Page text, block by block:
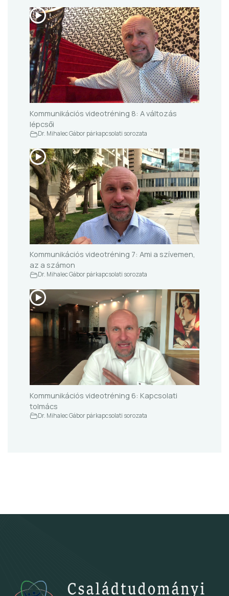
Kommunikációs videotréning 8: A változás
lépcsői
Dr. Mihalec Gábor párkapcsolati sorozata
Kommunikációs videotréning 7: Ami a szívemen,
az a számon
Dr. Mihalec Gábor párkapcsolati sorozata
Kommunikációs videotréning 6: Kapcsolati
tolmács
Dr. Mihalec Gábor párkapcsolati sorozata